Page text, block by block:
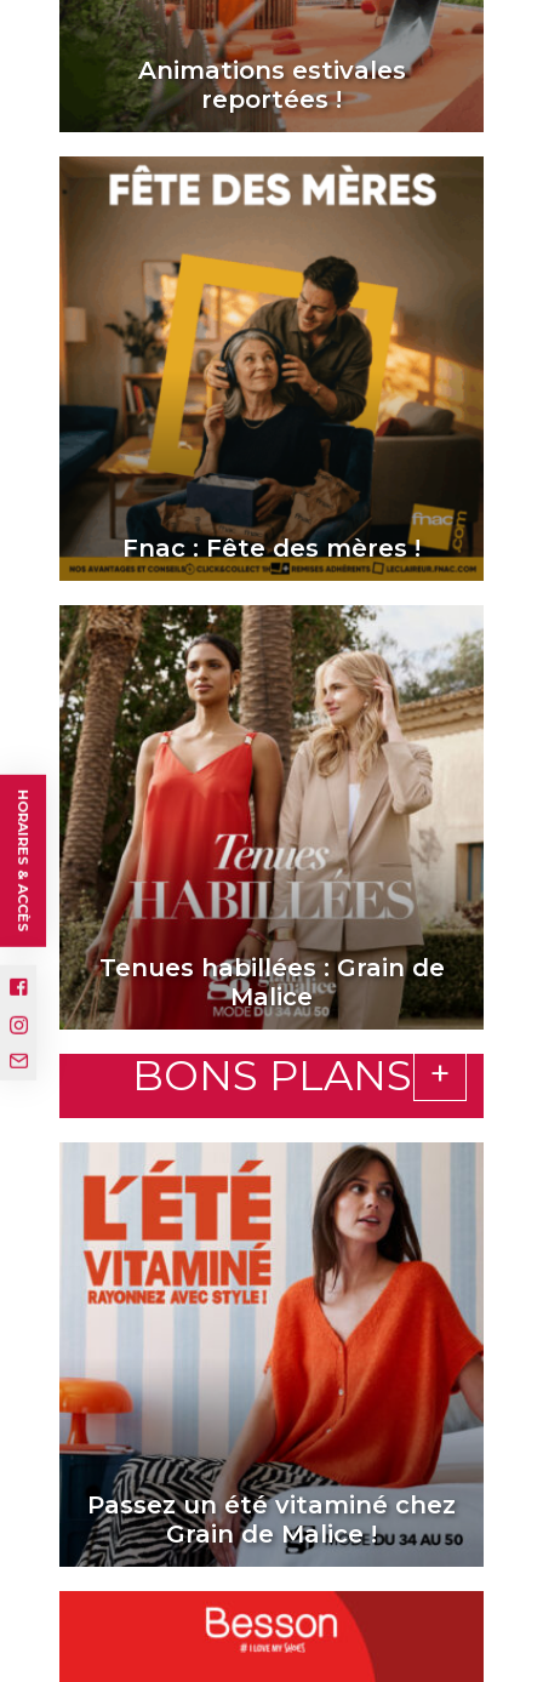
Animations estivales
reportées !
Fnac : Fête des mères !
Tenues habillées : Grain de
Malice
BONS PLANS
Passez un été vitaminé chez
Grain de Malice !
HORAIRES & ACCÈS